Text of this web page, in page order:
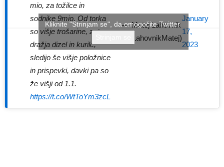
mio, za tožilce in
sodnike 9mio. Od torka
so višje trošarine, zato
dražja dizel in kurilc,
sledijo še višje položnice
in prispevki, davki pa so
že višji od 1.1.
https://t.co/WtToYm3zcL
— Matej Lahovnik
(@LahovnikMatej)
January
17,
2023
Kliknite "Strinjam se", da omogočite Twitter